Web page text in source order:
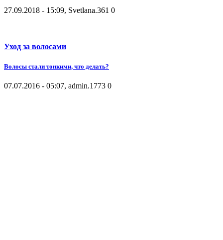
27.09.2018 - 15:09, Svetlana.361 0
Уход за волосами
Волосы стали тонкими, что делать?
07.07.2016 - 05:07, admin.1773 0